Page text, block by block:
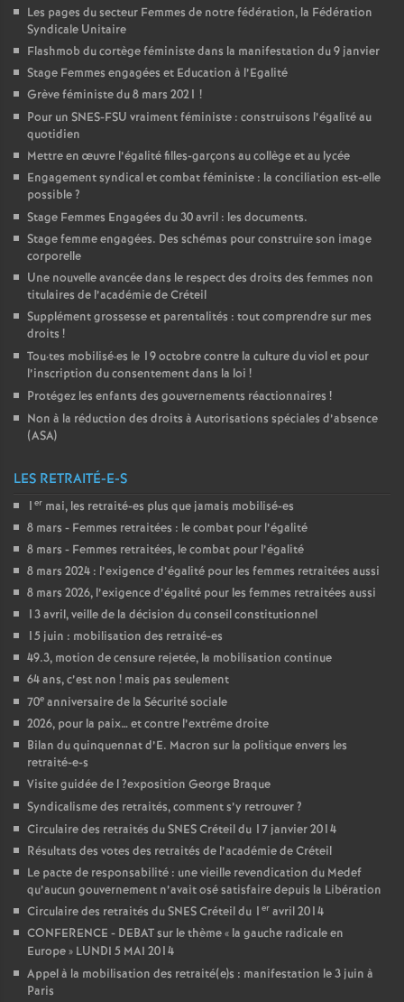
Les pages du secteur Femmes de notre fédération, la Fédération
Syndicale Unitaire
Flashmob du cortège féministe dans la manifestation du 9 janvier
Stage Femmes engagées et Education à l’Egalité
Grève féministe du 8 mars 2021 !
Pour un SNES-FSU vraiment féministe : construisons l’égalité au
quotidien
Mettre en œuvre l’égalité filles-garçons au collège et au lycée
Engagement syndical et combat féministe : la conciliation est-elle
possible?
Stage Femmes Engagées du 30 avril : les documents.
Stage femme engagées. Des schémas pour construire son image
corporelle
Une nouvelle avancée dans le respect des droits des femmes non
titulaires de l’académie de Créteil
Supplément grossesse et parentalités : tout comprendre sur mes
droits !
Tou·tes mobilisé·es le 19 octobre contre la culture du viol et pour
l’inscription du consentement dans la loi !
Protégez les enfants des gouvernements réactionnaires !
Non à la réduction des droits à Autorisations spéciales d’absence
(ASA)
LES RETRAITÉ-E-S
1 er mai, les retraité-es plus que jamais mobilisé-es
8 mars - Femmes retraitées : le combat pour l’égalité
8 mars - Femmes retraitées, le combat pour l’égalité
8 mars 2024 : l’exigence d’égalité pour les femmes retraitées aussi
8 mars 2026, l’exigence d’égalité pour les femmes retraitées aussi
13 avril, veille de la décision du conseil constitutionnel
15 juin : mobilisation des retraité-es
49.3, motion de censure rejetée, la mobilisation continue
64 ans, c’est non ! mais pas seulement
70e anniversaire de la Sécurité sociale
2026, pour la paix… et contre l’extrême droite
Bilan du quinquennat d’E. Macron sur la politique envers les
retraité-e-s
Visite guidée de l?exposition George Braque
Syndicalisme des retraités, comment s’y retrouver?
Circulaire des retraités duSNESCréteil du 17 janvier 2014
Résultats des votes des retraités de l’académie de Créteil
Le pacte de responsabilité : une vieille revendication du Medef
qu’aucun gouvernement n’avait osé satisfaire depuis la Libération
Circulaire des retraités duSNESCréteil du 1 er avril 2014
CONFERENCE - DEBATsur le thème « la gauche radicale en
Europe» LUNDI 5 MAI 2014
Appel à la mobilisation des retraité(e)s : manifestation le 3 juin à
Paris